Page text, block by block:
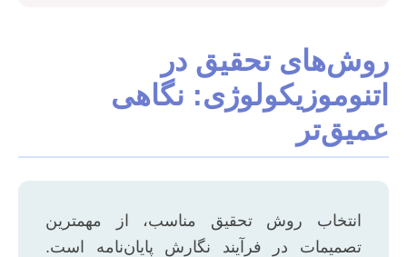
روش‌های تحقیق در
اتنوموزیکولوژی: نگاهی
عمیق‌تر
انتخاب روش تحقیق مناسب، از مهمترین
تصمیمات در فرآیند نگارش پایان‌نامه است.